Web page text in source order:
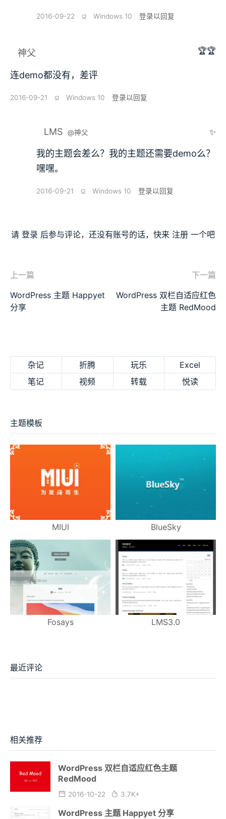
2016-09-22 ⫑ Windows 10 登录以回复
神父 🏆🏆
连demo都没有，差评
2016-09-21 ⫑ Windows 10 登录以回复
LMS @神父 ✨
我的主题会差么？我的主题还需要demo么？
嘿嘿。
2016-09-21 ⫑ Windows 10 登录以回复
请 登录 后参与评论，还没有账号的话，快来 注册 一个吧
上一篇
WordPress 主题 Happyet
分享
下一篇
WordPress 双栏自适应红色
主题 RedMood
杂记 折腾 玩乐
Excel
笔记
视频 转载 悦读
主题模板
MIUI BlueSky
Fosays LMS3.0
最近评论
相关推荐
WordPress 双栏自适应红色主题
RedMood
2016-10-22 3.7K+
WordPress 主题 Happyet 分享